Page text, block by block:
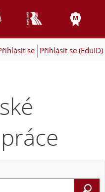
se Přihlásit se (EduID)